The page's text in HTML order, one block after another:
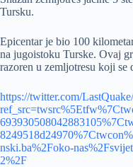
Tursku.
Epicentar je bio 100
na jugoistoku Turske. Ovaj
razoren u zemljotresu koji se
https://twitter.com/
nski.ba%2Foko-
2%2F